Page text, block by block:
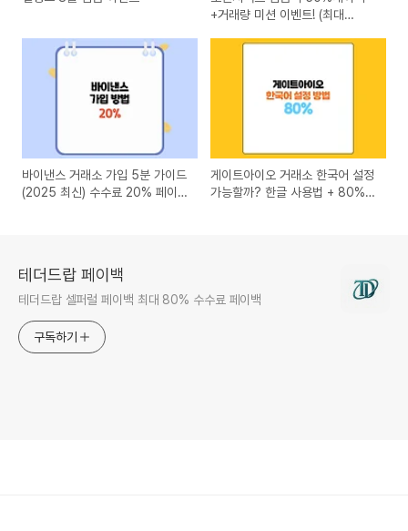
+거래량 미션 이벤트! (최대
바이낸스 거래소 가입 5분 가이드
(2025 최신) 수수료 20% 페이백
게이트아이오 거래소 한국어 설정
가능할까? 한글 사용법 + 80%
테더드랍 페이백
테더드랍 셀퍼럴 페이백 최대 80% 수수료 페이백
구독하기